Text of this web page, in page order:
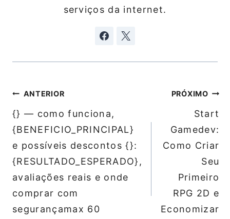
serviços da internet.
Navegação
de
Post
ANTERIOR
{} — como funciona,
{BENEFICIO_PRINCIPAL}
e possíveis descontos {}:
{RESULTADO_ESPERADO},
avaliações reais e onde
comprar com
segurançamax 60
PRÓXIMO
Start
Gamedev:
Como Criar
Seu
Primeiro
RPG 2D e
Economizar